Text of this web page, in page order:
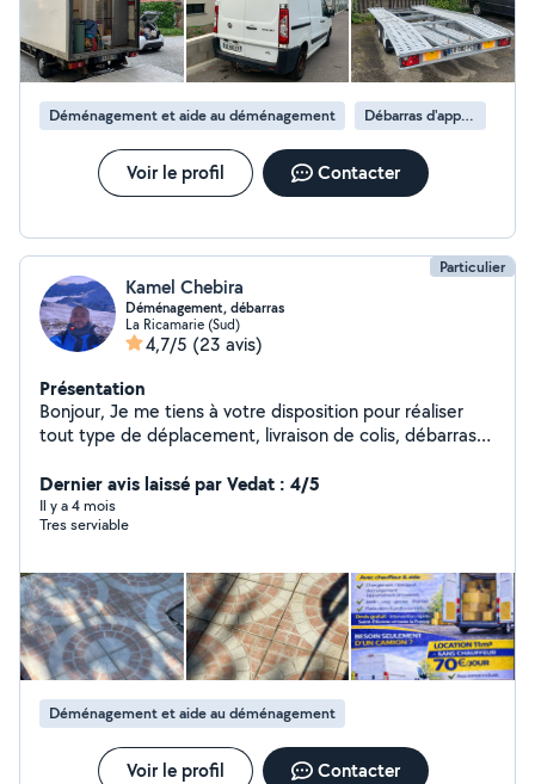
Déménagement et aide au déménagement Débarras d'appartement
Voir le profil Contacter
Particulier
Kamel Chebira
Déménagement, débarras
La Ricamarie (Sud)
4,7/5 (23 avis)
Présentation
Bonjour, Je me tiens à votre disposition pour réaliser
tout type de déplacement, livraison de colis, débarras
petit bricolage. À bientôt
Dernier avis laissé par Vedat : 4/5
Il y a 4 mois
Tres serviable
Déménagement et aide au déménagement
Voir le profil Contacter